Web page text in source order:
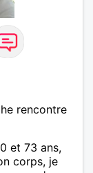
rencontre
et 73 ans,
corps, je